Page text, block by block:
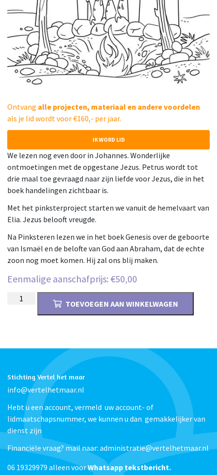
We lezen nog even door in Johannes. Wonderlijke
ontmoetingen met de opgestane Jezus. Petrus wordt tot
drie maal toe gevraagd naar zijn liefde voor Jezus, die in het
boek handelingen zichtbaar is.
Met het pinksterproject starten we vanuit de hemelvaart van
Elia. Jezus belooft vreugde.
Na Pinksteren lezen we in het boek Genesis over de geboorte
van Ismaël en de belofte van God aan Abraham, dat de echte
zoon nog moet komen. Hij zal ons blij maken.
Eenmalige aanschafprijs: €50,00
Tweede
TOEVOEGEN AAN WINKELWAGEN
Ontvang alle projecten, materiaal en andere voordelen
als je lid wordt voor €160,- per jaar.
IK WORD LID
Stichting Vertel het maar
info@vertelhetmaar.nl
Hebt u een account, vermeld uw account- of
lidmaatschapsnummer, we kunnen u dan gemakkelijker van
dienst zijn
Financiële vraag? mail naar: administratie@vertelhetmaar.nl
06 19329979 alleen voorWhatsapp tekstbericht.